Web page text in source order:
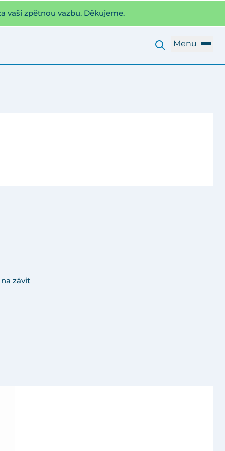
vaši zpětnou vazbu. Děkujeme.
Menu
závit